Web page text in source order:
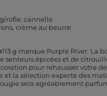
cannelle
crème au beurre
113 g marque Purple River. La
senteurs épicées et de
pour rehausser votre
la sélection experte des
sera agréablement